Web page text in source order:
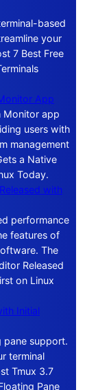
based
your
7 Best Free
App
Monitor app
users with
management
a Native
Today.
with
performance
features of
The
Released
on Linux
Initial
pane support.
terminal
Tmux 3.7
Pane